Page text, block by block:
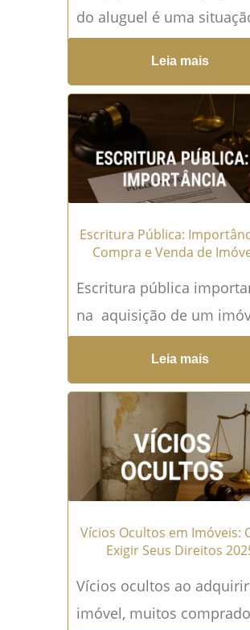
do aluguel é uma
comum, principalmente
tempos de instabilidade
financeira. No entanto,
inquilinos não sabem...
mais →
Leia mais
Escritura Pública:
Compra e Venda de
Escritura pública
na aquisição de um
representa um dos
investimentos mais
significativos na vida de
pessoa. No entanto,
Leia mais →
Leia mais
Vícios Ocultos em Imóveis:
Exigir Seus Direitos
Vícios ocultos ao
imóvel, muitos